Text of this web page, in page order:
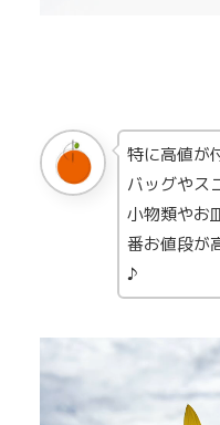
特に高値が
バッグやス
小物類やお
番お値段が
♪